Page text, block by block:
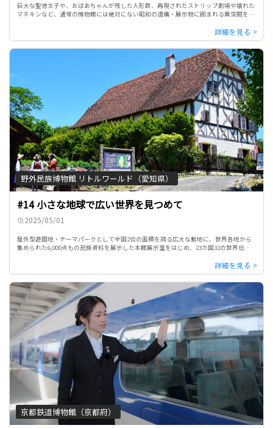
巨大な聖徳太子や、おばあちゃんが残した人形群、再現されたストリップ劇場や壊れた
マネキンなど、通常の博物館には絶対にない昭和の遺構・展示物に囲まれる異空間を、
野外民族博物館 リトルワールド（愛知県）
#14 小さな地球で広い世界を見つめて
2025/05/01
屋外型遊園地・テーマパークとして全国2位の面積を誇る広大な敷地に、世界各地から
集められた6,000点もの民族資料を展示した本館展示室をはじめ、23カ国32の世界伝統
京都鉄道博物館（京都府）